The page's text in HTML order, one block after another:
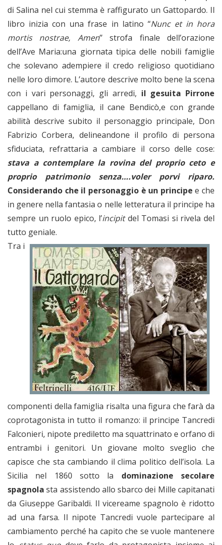
di Salina nel cui stemma è raffigurato un Gattopardo. Il
libro inizia con una frase in latino “Nunc et in hora
mortis nostrae, Amen” strofa finale dell’orazione
dell’Ave Maria:una giornata tipica delle nobili famiglie
che solevano adempiere il credo religioso quotidiano
nelle loro dimore. L’autore descrive molto bene la scena
con i vari personaggi, gli arredi, il gesuita Pirrone
cappellano di famiglia, il cane Bendicò,e con grande
abilità descrive subito il personaggio principale, Don
Fabrizio Corbera, delineandone il profilo di persona
sfiduciata, refrattaria a cambiare il corso delle cose:
stava a contemplare la rovina del proprio ceto e
proprio patrimonio senza….voler porvi riparo.
Considerando che il personaggio è un principee che
in genere nella fantasia o nelle letteratura il principe ha
sempre un ruolo epico, l’incipitdel Tomasi si rivela del
tutto geniale.
Tra i
componenti della famiglia risalta una figura che farà da
coprotagonista in tutto il romanzo: il principe Tancredi
Falconieri, nipote prediletto ma squattrinato e orfano di
entrambi i genitori. Un giovane molto sveglio che
capisce che sta cambiando il clima politico dell’isola. La
Sicilia nel 1860 sotto la dominazione secolare
spagnola sta assistendo allo sbarco dei Mille capitanati
da Giuseppe Garibaldi. Il vicereame spagnolo è ridotto
ad una farsa. Il nipote Tancredi vuole partecipare al
cambiamento perché ha capito che se vuole mantenere